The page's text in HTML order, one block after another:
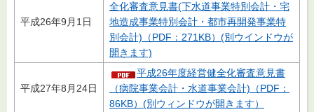
平成26年9月1日
全化審査意見書(下水道事業特別会計・宅
地造成事業特別会計・都市再開発事業特
別会計)（PDF：271KB）(別ウインドウが
開きます)
平成27年8月24日
平成26年度経営健全化審査意見書
（病院事業会計・水道事業会計)（PDF：
86KB）(別ウィンドウが開きます）